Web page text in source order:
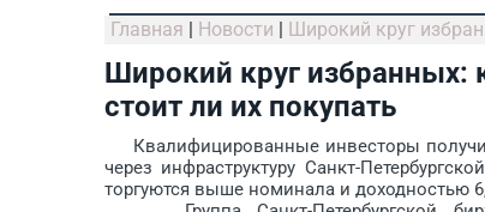
Главная | Новости | Широкий круг
Широкий круг избранных:
стоит ли их покупать
Квалифицированные инвесторы
через инфраструктуру Санкт-
торгуются выше номинала и доходностью